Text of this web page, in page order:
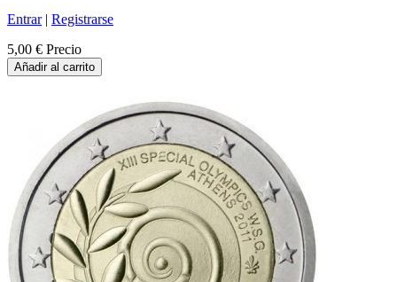
Entrar| Registrarse
5,00 € Precio
Añadir al carrito